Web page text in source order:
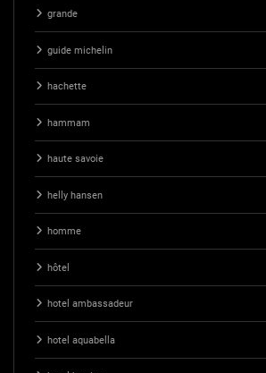
grande
guide michelin
hachette
hammam
haute savoie
helly hansen
homme
hôtel
hotel ambassadeur
hotel aquabella